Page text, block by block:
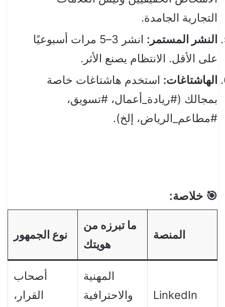
التجارية الجامدة.
النشر المستمر:
انشر 3–5 مرات أسبوعيًا
على الأقل. الانتظام يصنع الأثر.
الهاشتاغات: استخدم هاشتاغات خاصة
بمجالك (#ريادة_أعمال، #تسويق،
#مطاعم_الرياض، إلخ).
🎯 خلاصة:
المنصة
ما تبرزه من
هويتك
نوع الجمهور
LinkedIn
المهنية
والاحترافية
أصحاب
القرار،